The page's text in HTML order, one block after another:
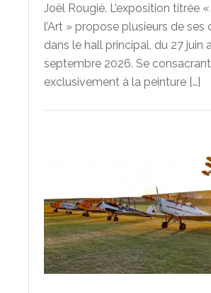
Joël Rougié. L’exposition titrée «
l’Art » propose plusieurs de ses
dans le hall principal, du 27 juin
septembre 2026. Se consacrant
exclusivement à la peinture […]